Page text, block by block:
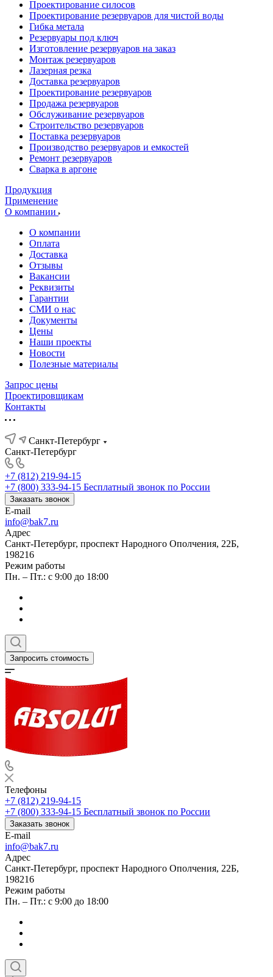
Проектирование силосов
Проектирование резервуаров для чистой воды
Гибка метала
Резервуары под ключ
Изготовление резервуаров на заказ
Монтаж резервуаров
Лазерная резка
Доставка резервуаров
Проектирование резервуаров
Продажа резервуаров
Обслуживание резервуаров
Cтроительство резервуаров
Поставка резервуаров
Производство резервуаров и емкостей
Ремонт резервуаров
Сварка в аргоне
Продукция
Применение
О компании
О компании
Оплата
Доставка
Отзывы
Вакансии
Реквизиты
Гарантии
СМИ о нас
Документы
Цены
Наши проекты
Новости
Полезные материалы
Запрос цены
Проектировщикам
Контакты
Санкт-Петербург
Санкт-Петербург
+7 (812) 219-94-15
+7 (800) 333-94-15 Бесплатный звонок по России
Заказать звонок
E-mail
info@bak7.ru
Адрес
Санкт-Петербург, проспект Народного Ополчения, 22Б,
198216
Режим работы
Пн. – Пт.: с 9:00 до 18:00
Запросить стоимость
Телефоны
+7 (812) 219-94-15
+7 (800) 333-94-15 Бесплатный звонок по России
Заказать звонок
E-mail
info@bak7.ru
Адрес
Санкт-Петербург, проспект Народного Ополчения, 22Б,
198216
Режим работы
Пн. – Пт.: с 9:00 до 18:00